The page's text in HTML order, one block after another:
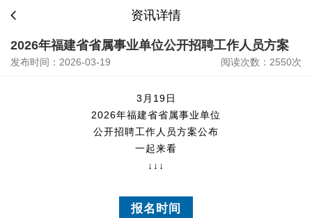
资讯详情
2026年福建省省属事业单位公开招聘工作人员方案
发布时间：2026-03-19 阅读次数：2550次
3月19日
2026年福建省省属事业单位
公开招聘工作人员方案公布
一起来看
↓↓↓
报名时间